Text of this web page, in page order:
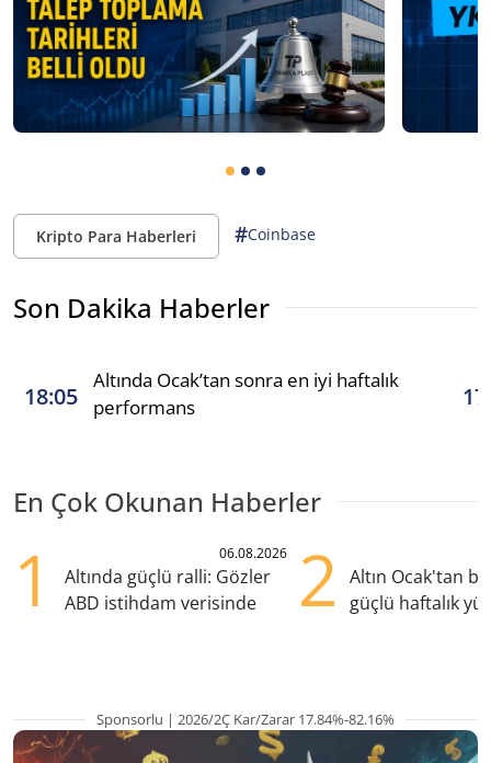
Kripto Para Haberleri #Coinbase
Son Dakika Haberler
18:05
Altında Ocak’tan sonra en iyi haftalık
performans
En Çok Okunan Haberler
1 06.08.2026
Altında güçlü ralli: Gözler
ABD istihdam verisinde
2
Altın Ocak'tan
güçlü haftalık
Sponsorlu | 2026/2Ç Kar/Zarar 17.84%-82.16%